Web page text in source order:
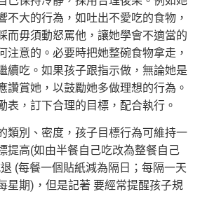
不大的行為，如吐出不愛吃的食物，
而毋須動怒罵他，讓她學會不適當的
注意的。必要時把她整碗食物拿走，
續吃。如果孩子跟指示做，無論她是
讚賞她，以鼓勵她多做理想的行為。
表，訂下合理的目標，配合執行。
類別、密度，孩子目標行為可維持一
提高(如由半餐自己吃改為整餐自己
(每餐一個貼紙減為隔日；每隔一天
星期)，但是記著 要經常提醒孩子規